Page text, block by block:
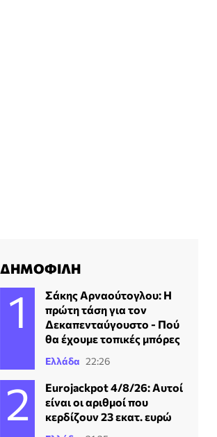
ΔΗΜΟΦΙΛΗ
Σάκης Αρναούτογλου: Η
πρώτη τάση για τον
Δεκαπενταύγουστο - Πού
θα έχουμε τοπικές μπόρες
Ελλάδα 22:26
Eurojackpot 4/8/26: Αυτοί
είναι οι αριθμοί που
κερδίζουν 23 εκατ. ευρώ